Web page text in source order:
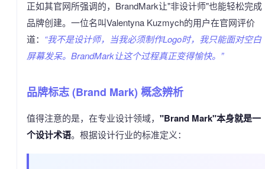
正如其官网所强调的，BrandMark让"非设计师"也能轻松完成
品牌创建。一位名叫Valentyna Kuzmych的用户在官网评价
道： “我不是设计师，当我必须制作Logo时，我只能面对空白
屏幕发呆。BrandMark让这个过程真正变得愉快。”
品牌标志 (Brand Mark) 概念辨析
值得注意的是，在专业设计领域， "Brand Mark"本身就是一
个设计术语。根据设计行业的标准定义：